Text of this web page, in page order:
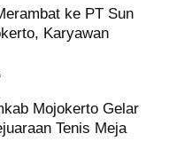
ke PT Sun
Karyawan
Mojokerto Gelar
Tenis Meja